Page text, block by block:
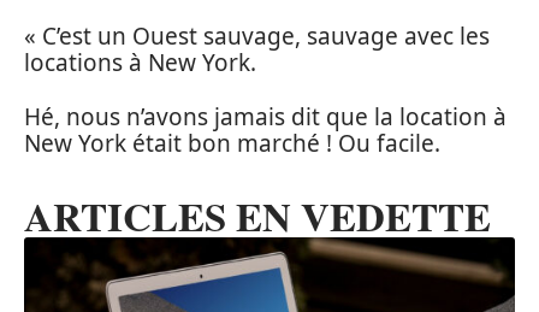
« C’est un Ouest sauvage, sauvage avec les
locations à New York.
Hé, nous n’avons jamais dit que la location à
New York était bon marché ! Ou facile.
ARTICLES EN VEDETTE